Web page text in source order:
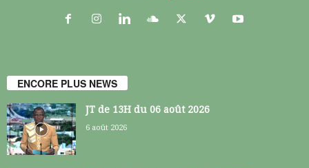
ENCORE PLUS NEWS
JT de 13H du 06 août 2026
6 août 2026